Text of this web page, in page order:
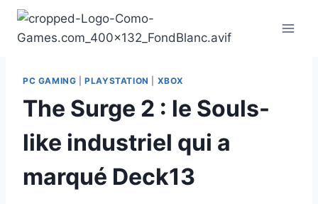
Aller
contenu
PC GAMING |PLAYSTATION XBOX
The Surge 2 : le Souls-
like industriel qui a
marqué Deck13